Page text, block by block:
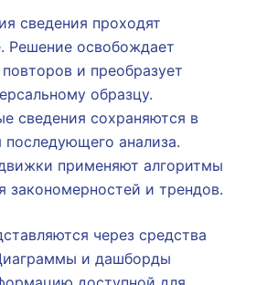
сведения проходят
Решение освобождает
и преобразует
образцу.
сведения сохраняются в
анализа.
применяют алгоритмы
закономерностей и трендов.
через средства
и дашборды